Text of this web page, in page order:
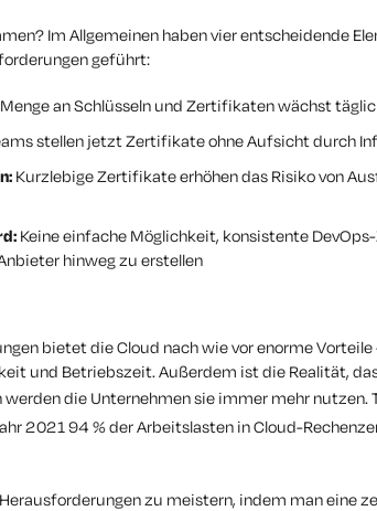
Im Allgemeinen haben vier entscheidende
geführt:
an Schlüsseln und Zertifikaten wächst
stellen jetzt Zertifikate ohne Aufsicht durch
Kurzlebige Zertifikate erhöhen das Risiko von
Keine einfache Möglichkeit, konsistente
hinweg zu erstellen
bietet die Cloud nach wie vor enorme Vorteile
und Betriebszeit. Außerdem ist die Realität,
die Unternehmen sie immer mehr nutzen.
2021 94 % der Arbeitslasten in Cloud-
zu meistern, indem man eine